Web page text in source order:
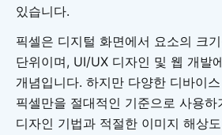
있습니다.
픽셀은 디지털 화면에서 요소의 크
단위이며, UI/UX 디자인 및 웹 개발
개념입니다. 하지만 다양한 디바이
픽셀만을 절대적인 기준으로 사용하
디자인 기법과 적절한 이미지 해상